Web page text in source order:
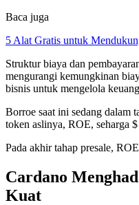
Baca juga
5 Alat Gratis untuk
Struktur biaya dan
mengurangi kemungkinan
bisnis untuk mengelola
Borroe saat ini sedang dalam
token aslinya, ROE, seharga
Pada akhir tahap presale,
Cardano
Kuat